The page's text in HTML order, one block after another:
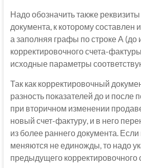
Надо обозначить также
документа, к которому составлен
а заполняя графы по строке А (до
корректировочного счета-
исходные параметры
Так как корректировочный
разность показателей до и после
при вторичном изменении
новый счет-фактуру, и в него
из более раннего документа. Если
меняются не единожды, то надо
предыдущего корректировочного